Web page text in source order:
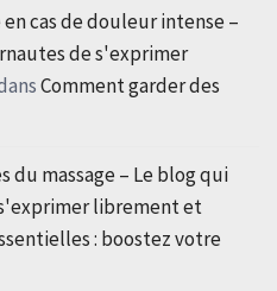
cas de douleur intense –
de s'exprimer
Comment garder des
massage – Le blog qui
librement et
: boostez votre